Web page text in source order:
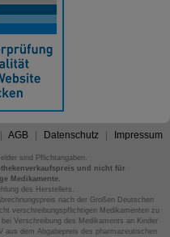
AGB Datenschutz Impressum
sind Pflichtangaben.
und nicht für
Medikamente.
des Herstellers.
nach der Großen Deutschen
verschreibungspflichtigen Medikamenten zu
Verschreibung des Medikaments an Kinder
aus dem Abgabepreis des pharmazeutischen